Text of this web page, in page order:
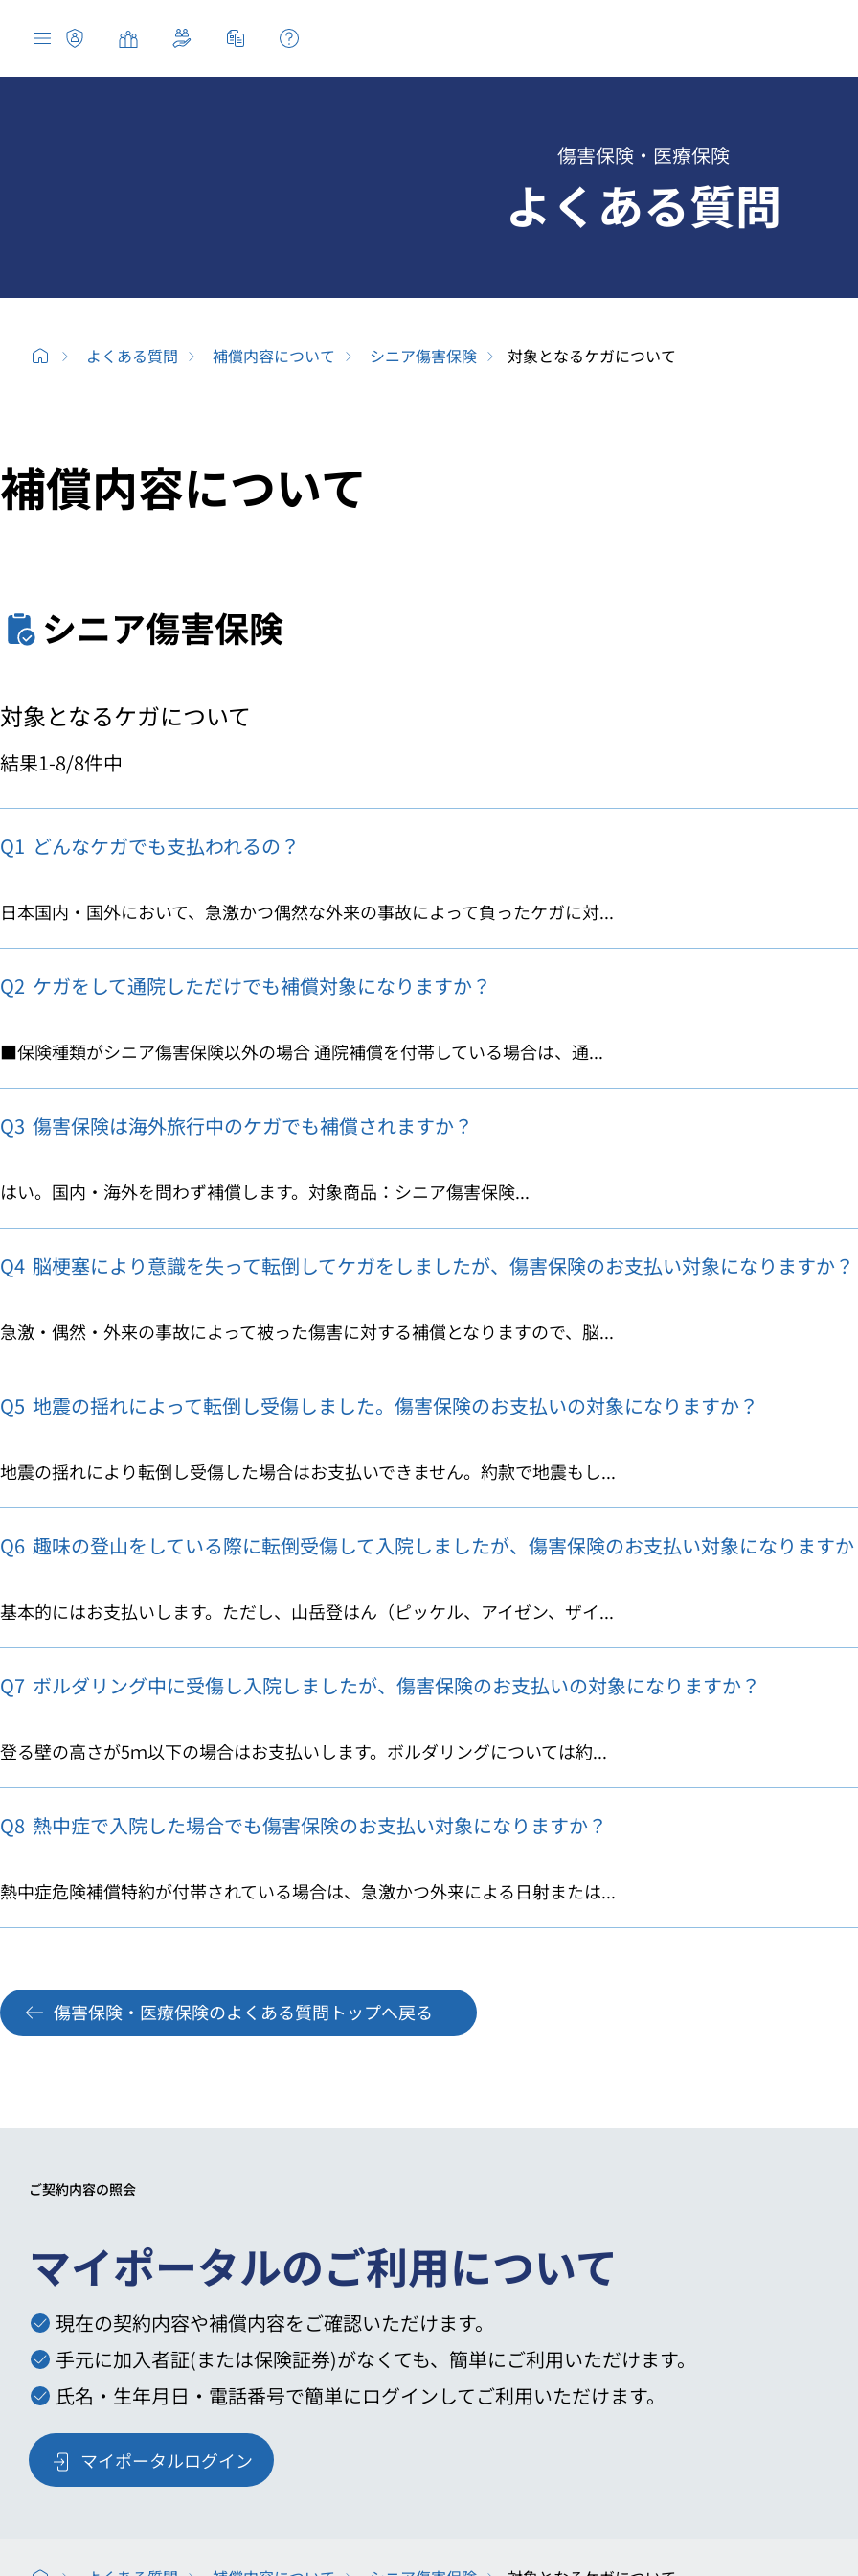
傷害保険・医療保険
よくある質問
よくある質問 補償内容について シニア傷害保険 対象となるケガについて
補償内容について
シニア傷害保険
対象となるケガについて
結果1-8/8件中
Q1 どんなケガでも支払われるの？
日本国内・国外において、急激かつ偶然な外来の事故によって負ったケガに対...
Q2 ケガをして通院しただけでも補償対象になりますか？
■保険種類がシニア傷害保険以外の場合 通院補償を付帯している場合は、通...
Q3 傷害保険は海外旅行中のケガでも補償されますか？
はい。国内・海外を問わず補償します。対象商品：シニア傷害保険...
Q4 脳梗塞により意識を失って転倒してケガをしましたが、傷害保険のお支払い対象になりますか？
急激・偶然・外来の事故によって被った傷害に対する補償となりますので、脳...
Q5 地震の揺れによって転倒し受傷しました。傷害保険のお支払いの対象になりますか？
地震の揺れにより転倒し受傷した場合はお支払いできません。約款で地震もし...
Q6 趣味の登山をしている際に転倒受傷して入院しましたが、傷害保険のお支払い対象になります
基本的にはお支払いします。ただし、山岳登はん（ピッケル、アイゼン、ザイ...
Q7 ボルダリング中に受傷し入院しましたが、傷害保険のお支払いの対象になりますか？
登る壁の高さが5ｍ以下の場合はお支払いします。ボルダリングについては約...
Q8 熱中症で入院した場合でも傷害保険のお支払い対象になりますか？
熱中症危険補償特約が付帯されている場合は、急激かつ外来による日射または...
傷害保険・医療保険のよくある質問トップへ戻る
ご契約内容の照会
マイポータルのご利用について
現在の契約内容や補償内容をご確認いただけます。
手元に加入者証(または保険証券)がなくても、簡単にご利用いただけます。
氏名・生年月日・電話番号で簡単にログインしてご利用いただけます。
マイポータルログイン